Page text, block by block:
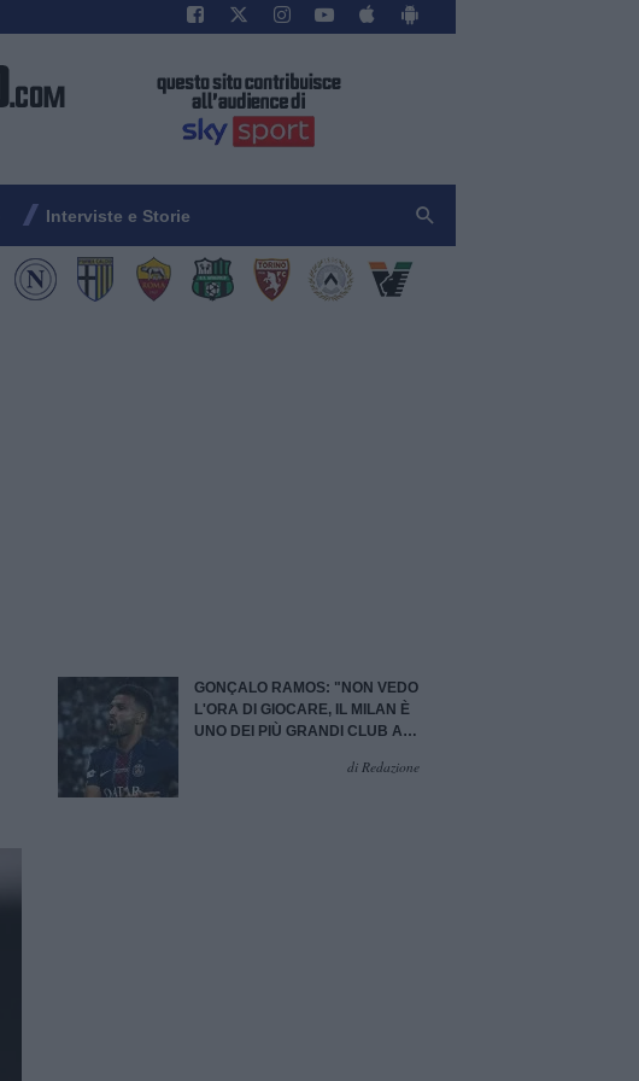
Interviste e Storie
GONÇALO RAMOS: "NON VEDO
L'ORA DI GIOCARE, IL MILAN È
UNO DEI PIÙ GRANDI CLUB AL
di Redazione